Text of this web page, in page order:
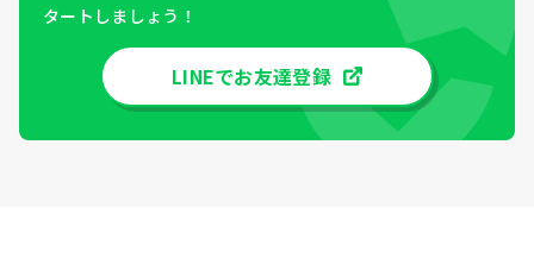
タートしましょう！
LINEでお友達登録